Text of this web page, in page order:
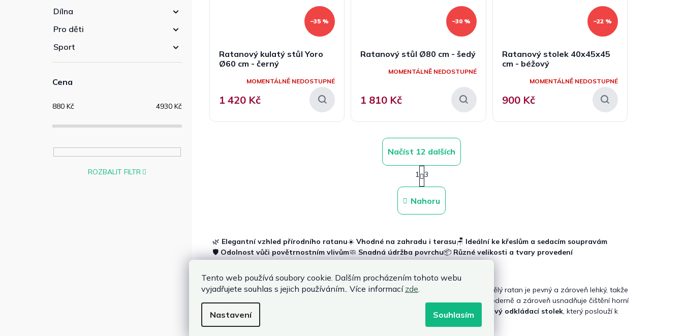
Tento web používá soubory cookie. Dalším procházením tohoto webu
vyjadřujete souhlas s jejich používáním.. Více informací zde.
Nastavení Souhlasím
Dílna
Pro děti
Sport
Cena
880 Kč 4930 Kč
ROZBALIT FILTR
–35 %
Ratanový kulatý stůl Yoro
Ø60 cm - černý
MOMENTÁLNĚ NEDOSTUPNÉ
1 420 Kč
–30 %
Ratanový stůl Ø80 cm - šedý
MOMENTÁLNĚ NEDOSTUPNÉ
1 810 Kč
–22 %
Ratanový stolek 40x45x45
cm - béžový
MOMENTÁLNĚ NEDOSTUPNÉ
900 Kč
O
v
l
c
í
p
v
v
p
Načíst 12 dalších
S
t
r
n
k
á
n
í
1 3
Nahoru
🌿 Elegantní vzhled přírodního ratanu☀️ Vhodné na zahradu i terasu🪑 Ideální ke křeslům a sedacím soupravám
🛡️ Odolnost vůči povětrnostním vlivům🧼 Snadná údržba povrchu📦 Různé velikosti a tvary provedení
Kvalitnístolek z umělého ratanunabízí dlouhodobé využití bez náročné údržby. Umělý ratan je pevný a zároveň lehký, takže
manipulace je jednoduchá. Velmi oblíbený je
ratanový stůl se sklem, který působí moderně a zároveň usnadňuje čištění horní
plochy. Pro menší prostory je vhodný
nebo praktický ratanový odkládací stolek, který poslouží k